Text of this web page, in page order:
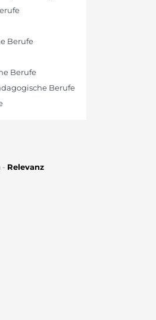
Berufe
Berufe
Berufe
- Relevanz